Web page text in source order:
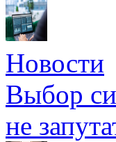
Новости
Выбор
не